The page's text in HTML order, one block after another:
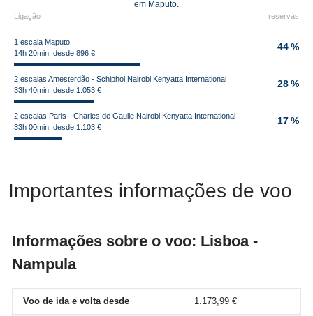
em Maputo.
Ligação reservas
1 escala Maputo
14h 20min, desde 896 €
44 %
2 escalas Amesterdão - Schiphol Nairobi Kenyatta International
33h 40min, desde 1.053 €
28 %
2 escalas Paris - Charles de Gaulle Nairobi Kenyatta International
33h 00min, desde 1.103 €
17 %
Importantes informações de voo
Informações sobre o voo: Lisboa -
Nampula
Voo de ida e volta desde 1.173,99 €